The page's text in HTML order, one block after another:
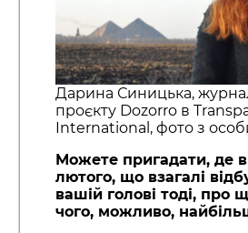
Дарина Синицька,
проєкту Dozorro в
International, фото з
Можете пригадати, де
лютого, що взагалі
вашій голові тоді, про
чого, можливо,